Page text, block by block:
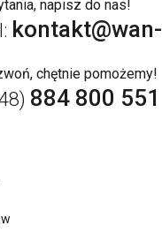
napisz do nas!
chętnie pomożemy!
884 800 551